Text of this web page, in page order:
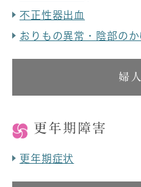
不正性器出血
おりもの異常・陰部の
婦
更年期障害
更年期症状